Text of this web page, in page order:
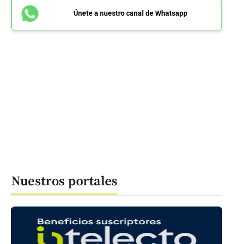
Únete a nuestro canal de Whatsapp
Nuestros portales